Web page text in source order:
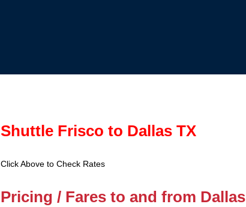
Shuttle Frisco to Dallas TX
Click Above to Check Rates
Pricing / Fares to and from Dallas